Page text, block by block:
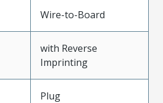
Wire-to-Board
with Reverse
Imprinting
Plug